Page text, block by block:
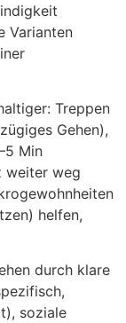
Varianten
Treppen
Gehen),
Min
w‬eiter weg
helfen,
d‬urch klare
soziale